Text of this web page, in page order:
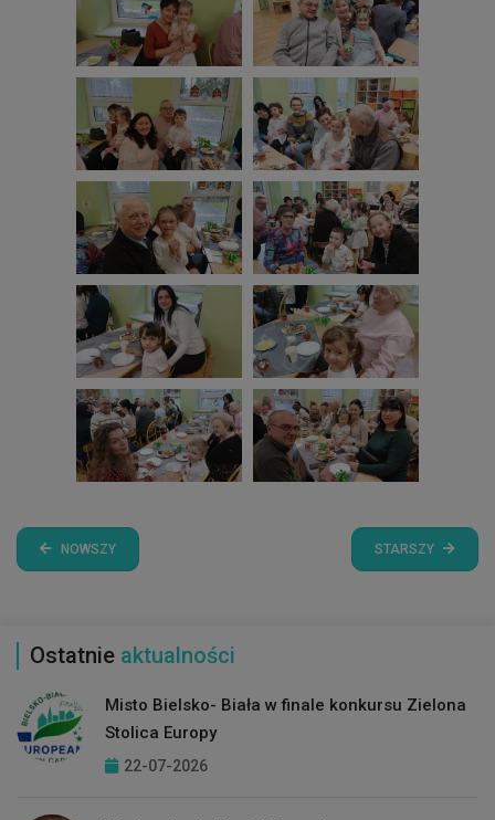
NOWSZY STARSZY
Ostatnie aktualności
Misto Bielsko- Biała w finale konkursu Zielona
Stolica Europy
22-07-2026